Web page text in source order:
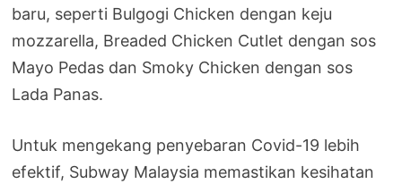
baru, seperti Bulgogi Chicken dengan keju
mozzarella, Breaded Chicken Cutlet dengan sos
Mayo Pedas dan Smoky Chicken dengan sos
Lada Panas.
Untuk mengekang penyebaran Covid-19 lebih
efektif, Subway Malaysia memastikan kesihatan